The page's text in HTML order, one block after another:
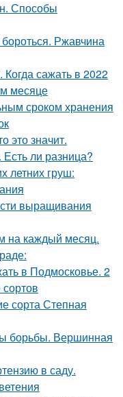
Способы
Ржавчина
сажать в 2022
месяце
сроком хранения
это значит.
ли разница?
летних груш:
выращивания
на каждый месяц.
в Подмосковье. 2
сорта Степная
борьбы. Вершинная
в саду.